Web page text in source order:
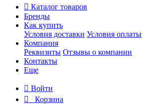
Каталог товаров
Бренды
Как купить
Условия доставки Условия оплаты
Компания
Реквизиты Отзывы о компании
Контакты
Еще
Войти
Корзина